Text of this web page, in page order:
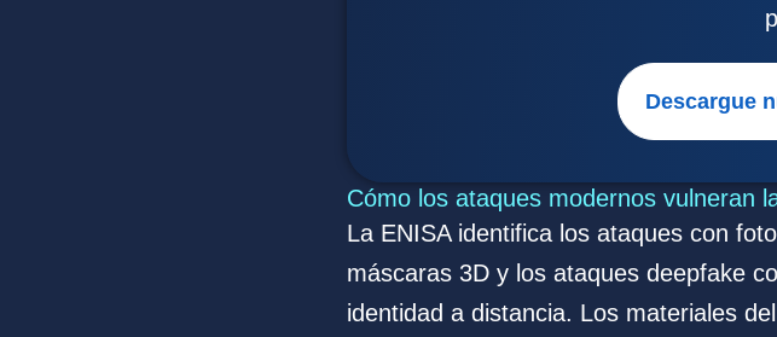
Descargue
Cómo los ataques modernos vulneran
La ENISA identifica los ataques con
máscaras 3D y los ataques deepfake
identidad a distancia. Los materiales